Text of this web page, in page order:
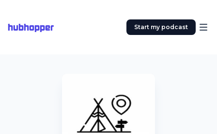
hubhopper Start my podcast